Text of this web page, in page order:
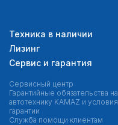
Техника в наличии
Лизинг
Сервис и гарантия
Сервисный центр
Гарантийные обязательства на
автотехнику KAMAZ и условия
гарантии
Служба помощи клиентам